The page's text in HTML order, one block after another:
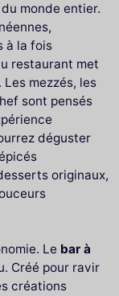
monde entier.
à la fois
restaurant met
mezzés, les
sont pensés
déguster
originaux,
Le bar à
Créé pour ravir
créations